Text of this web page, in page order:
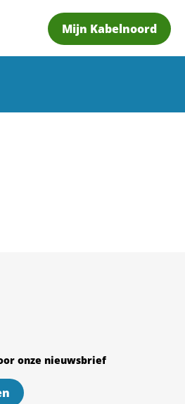
Mijn Kabelnoord
onze nieuwsbrief